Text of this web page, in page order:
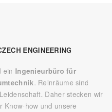
ENGINEERING
ein Ingenieurbüro für
. Reinräume sind
Daher stecken wir
Know-how und unsere